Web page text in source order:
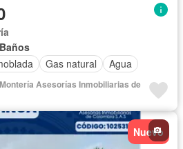
Gas natural Agua
Asesorías Inmobiliarias de
Nuevo